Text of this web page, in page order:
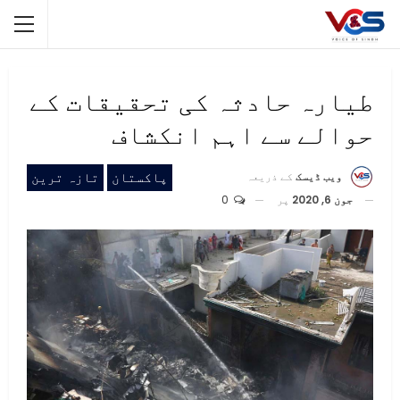
طیارہ حادثہ کی تحقیقات کے
حوالے سے اہم انکشاف
پاکستان تازہ ترین ویب ڈیسک کے ذریعہ
جون 6, 2020
پر